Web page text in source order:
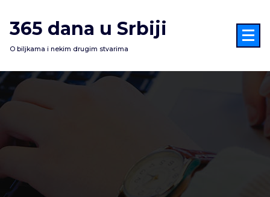
na
sadržaj
365 dana u Srbiji
O biljkama i nekim drugim stvarima